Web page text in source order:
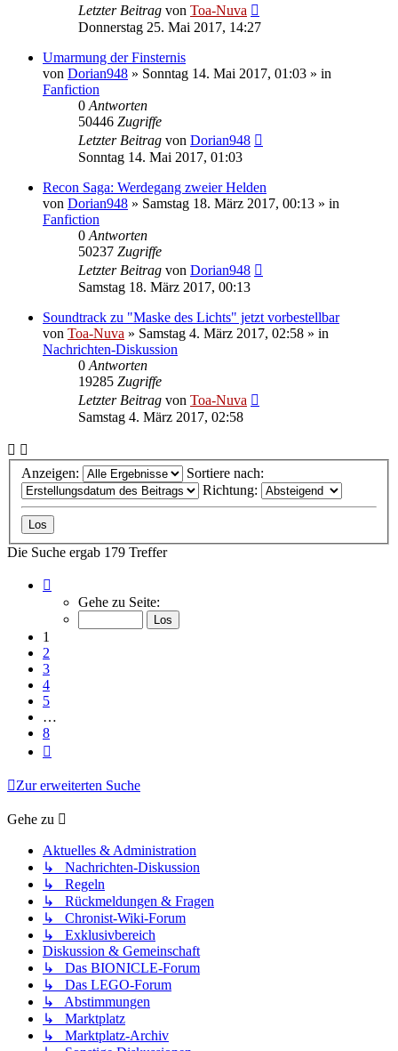
Letzter Beitrag von Toa-Nuva
Donnerstag 25. Mai 2017, 14:27
Umarmung der Finsternis
von Dorian948 » Sonntag 14. Mai 2017, 01:03 » in
Fanfiction
0 Antworten
50446 Zugriffe
Letzter Beitrag von Dorian948
Sonntag 14. Mai 2017, 01:03
Recon Saga: Werdegang zweier Helden
von Dorian948 » Samstag 18. März 2017, 00:13 » in
Fanfiction
0 Antworten
50237 Zugriffe
Letzter Beitrag von Dorian948
Samstag 18. März 2017, 00:13
Soundtrack zu "Maske des Lichts" jetzt vorbestellbar
von Toa-Nuva » Samstag 4. März 2017, 02:58 » in
Nachrichten-Diskussion
0 Antworten
19285 Zugriffe
Letzter Beitrag von Toa-Nuva
Samstag 4. März 2017, 02:58
Anzeigen:
Sortiere nach:
Richtung:
Die Suche ergab 179 Treffer
von
Gehe zu Seite:
1
2
3
4
5
…
8
Zur erweiterten Suche
Gehe zu
Aktuelles & Administration
↳ Nachrichten-Diskussion
↳ Regeln
↳ Rückmeldungen & Fragen
↳ Chronist-Wiki-Forum
↳ Exklusivbereich
Diskussion & Gemeinschaft
↳ Das BIONICLE-Forum
↳ Das LEGO-Forum
↳ Abstimmungen
↳ Marktplatz
↳ Marktplatz-Archiv